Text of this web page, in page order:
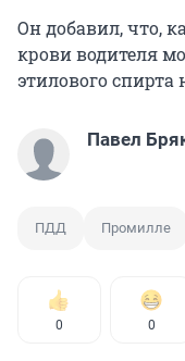
Он добавил, что,
крови водителя
этилового спирта
Павел
ПДД Промилле
0 0